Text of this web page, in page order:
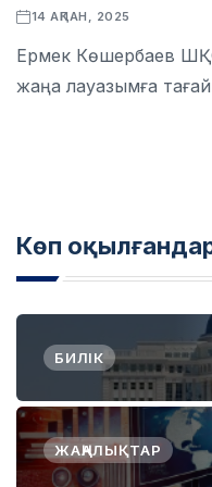
14 АҚПАН, 2025
Ермек Көшербаев ШҚО
жаңа лауазымға
Көп
БИЛІК
ЖАҢАЛЫҚТАР